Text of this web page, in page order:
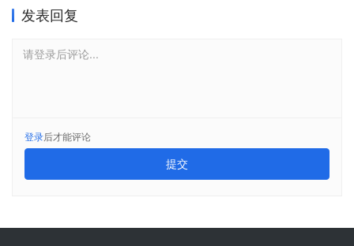
发表回复
请登录后评论...
登录后才能评论
提交